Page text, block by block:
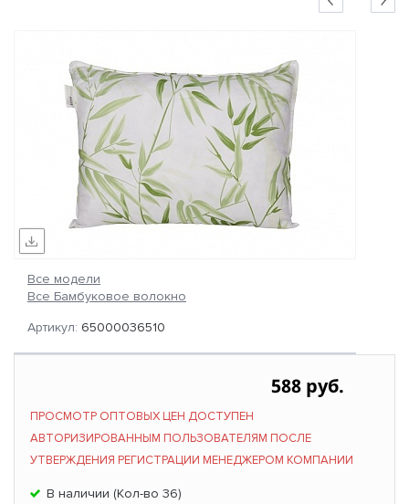
Все модели
Все Бамбуковое волокно
Артикул: 65000036510
588 руб.
ПРОСМОТР ОПТОВЫХ ЦЕН ДОСТУПЕН
АВТОРИЗИРОВАННЫМ ПОЛЬЗОВАТЕЛЯМ ПОСЛЕ
УТВЕРЖДЕНИЯ РЕГИСТРАЦИИ МЕНЕДЖЕРОМ КОМПАНИИ
В наличии (Кол-во 36)